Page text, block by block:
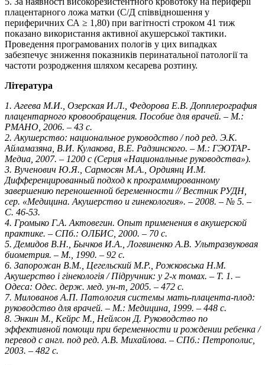
плацентарного ложа матки (С/Д співвідношення у
периферичних СА ≥ 1,80) при вагітності строком 41 тиж
показано використання активної акушерської тактики.
Проведення програмованих пологів у цих випадках
забезпечує зниження показників перинатальної патології та
частоти розродження шляхом кесарева розтину.
Література
1. Агеева М.И., Озерская И.Л., Федорова Е.В. Допплерография
плацентарного кровообращения. Пособие для врачей. – М.:
РМАНО, 2006. – 43 с.
2. Акушерство: национальное руководство / под ред. Э.К.
Айламазяна, В.И. Кулакова, В.Е. Радзинского. – М.: ГЭОТАР-
Медиа, 2007. – 1200 с (Серия «Национальные руководства»).
3. Вученович Ю.Я., Сармосян М.А., Ордиянц И.М.
Дифференцированный подход к программированному
завершению переношенной беременности // Вестник РУДН,
сер. «Медицина. Акушерство и гинекология». – 2008. – № 5. –
С. 46-53.
4. Громыко Г.А. Актовегин. Опыт применения в акушерской
практике. – СПб.: ОЛБИС, 2000. – 70 с.
5. Демидов В.Н., Бычков И.А., Логвиненко А.В. Ультразвуковая
биометрия. – М., 1990. – 92 с.
6. Запорожан В.М., Цегельский М.Р., Рожковська Н.М.
Акушерство і гінекологія / Підручник: у 2-х томах. – Т. 1. –
Одеса: Одес. держ. мед. ун-т, 2005. – 472 с.
7. Милованов А.П. Патология системы мать-плацента-плод:
руководство для врачей. – М.: Медицина, 1999. – 448 с.
8. Энкин М., Кейрс М., Нейлсон Д. Руководство по
эффективной помощи при беременности и рождении ребенка /
перевод с англ. под ред. А.В. Михайлова. – СПб.: Петрополис,
2003. – 482 с.